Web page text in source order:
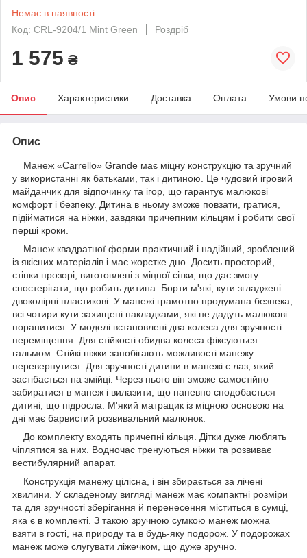
Немає в наявності
Код: CRL-9204/1 Mint Green
Роздріб
1 575 ₴
Опис Характеристики Доставка Оплата Умови
Опис
Манеж «Carrello» Grande має міцну конструкцію та зручний
у використанні як батьками, так і дитиною. Це чудовий ігровий
майданчик для відпочинку та ігор, що гарантує малюкові
комфорт і безпеку. Дитина в ньому зможе повзати, гратися,
підійматися на ніжки, завдяки причепним кільцям і робити свої
перші кроки.
Манеж квадратної форми практичний і надійний, зроблений
із якісних матеріалів і має жорстке дно. Досить просторий,
стінки прозорі, виготовлені з міцної сітки, що дає змогу
спостерігати, що робить дитина. Борти м'які, кути згладжені
двоколірні пластикові. У манежі грамотно продумана безпека,
всі чотири кути захищені накладками, які не дадуть малюкові
поранитися. У моделі встановлені два колеса для зручності
переміщення. Для стійкості обидва колеса фіксуються
гальмом. Стійкі ніжки запобігають можливості манежу
перевернутися. Для зручності дитини в манежі є лаз, який
застібається на змійці. Через нього він зможе самостійно
забиратися в манеж і вилазити, що напевно сподобається
дитині, що підросла. М'який матрацик із міцною основою на
дні має барвистий розвивальний малюнок.
До комплекту входять причепні кільця. Дітки дуже люблять
чіплятися за них. Водночас тренуються ніжки та розвиває
вестибулярний апарат.
Конструкція манежу цілісна, і він збирається за лічені
хвилини. У складеному вигляді манеж має компактні розміри
та для зручності зберігання й перенесення міститься в сумці,
яка є в комплекті. З такою зручною сумкою манеж можна
взяти в гості, на природу та в будь-яку подорож. У подорожах
манеж може слугувати ліжечком, що дуже зручно.